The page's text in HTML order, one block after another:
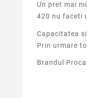
Un pret mai
420 nu faceti
Capacitatea
Prin urmare
Brandul